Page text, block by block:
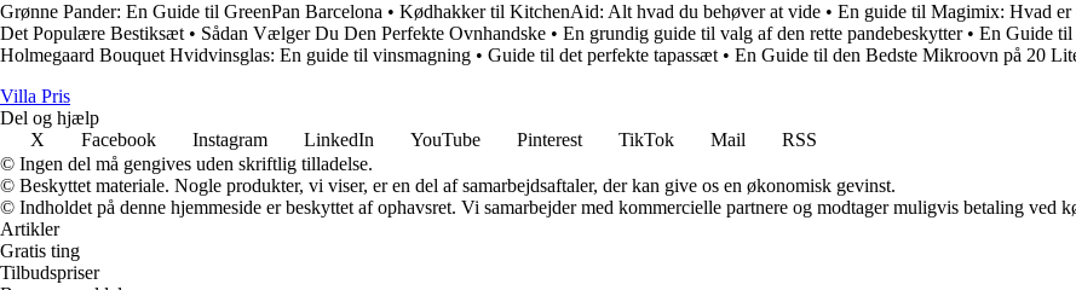
Grønne Pander: En Guide til GreenPan Barcelona • Kødhakker til KitchenAid: Alt hvad du behøver at vide • En guide til Magimix: Hvad er
Det Populære Bestiksæt • Sådan Vælger Du Den Perfekte Ovnhandske • En grundig guide til valg af den rette pandebeskytter• En Guide til
Holmegaard Bouquet Hvidvinsglas: En guide til vinsmagning • Guide til det perfekte tapassæt • En Guide til den Bedste Mikroovn på 20
Villa Pris
Del og hjælp
X
Facebook Instagram LinkedIn YouTube Pinterest TikTok Mail
RSS
© Ingen del må gengives uden skriftlig tilladelse.
© Beskyttet materiale. Nogle produkter, vi viser, er en del af samarbejdsaftaler, der kan give os en økonomisk gevinst.
© Indholdet på denne hjemmeside er beskyttet af ophavsret. Vi samarbejder med kommercielle partnere og modtager muligvis betaling ved
Artikler
Gratis ting
Tilbudspriser